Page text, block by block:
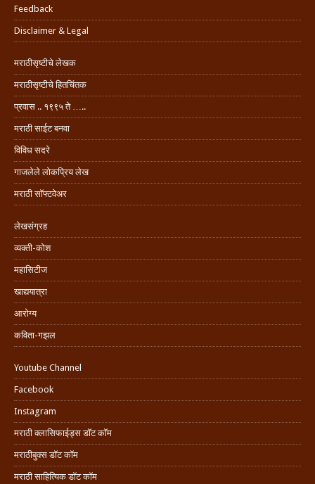
Feedback
Disclaimer & Legal
मराठीसृष्टीचे लेखक
मराठीसृष्टीचे हितचिंतक
प्रवास .. १९९५ ते …..
मराठी साईट बनवा
विविध सदरे
गाजलेले लोकप्रिय लेख
मराठी सॉफ्टवेअर
लेखसंग्रह
व्यक्ती-कोश
महासिटीज
खाद्ययात्रा
आरोग्य
कविता-गझल
Youtube Channel
Facebook
Instagram
मराठी क्लासिफाईड्स डॉट कॉम
मराठीबुक्स डॉट कॉम
मराठी साहित्यिक डॉट कॉम